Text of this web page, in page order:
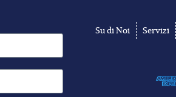
Su di Noi Servizi